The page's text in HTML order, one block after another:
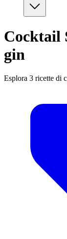
Cocktail
gin
Esplora 3 ricette di